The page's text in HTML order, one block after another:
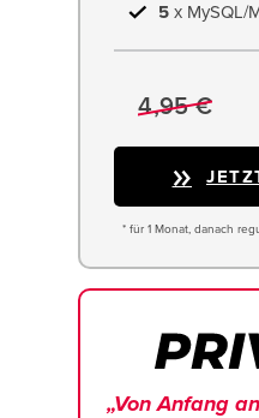
5 x MySQL/
4,95 €
* für 1 Monat, danach
„Von Anfang